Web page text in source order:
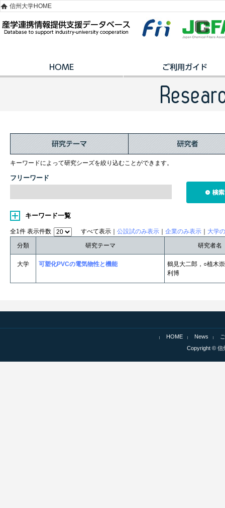
信州大学HOME
キーワードによって研究シーズを絞り込むことができます。
フリーワード
キーワード一覧
全1件 表示件数 すべて表示｜ 公設試のみ表示 企業のみ表示
大学
分類
研究テーマ 研究者名
大学 可塑化PVCの電気物性と機能
鶴見大二郎，○植木
利博
HOME News
Copyright © 信